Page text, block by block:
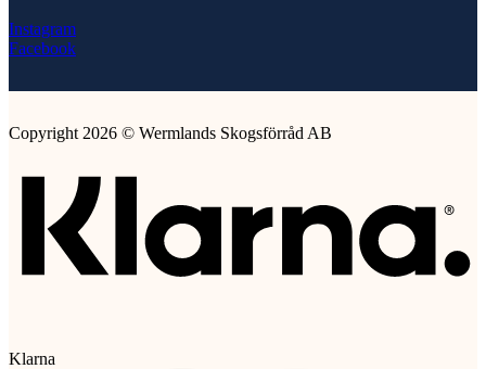
Instagram
Facebook
Copyright 2026 © Wermlands Skogsförråd AB
Klarna